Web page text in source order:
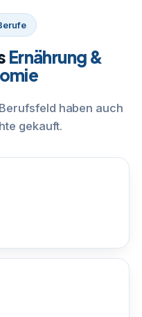
Ernährung &
haben auch
gekauft.